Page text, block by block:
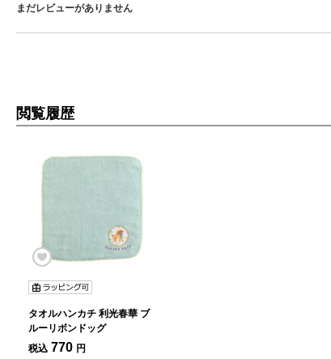
まだレビューがありません
閲覧履歴
タオルハンカチ 利光春華 ブ
ルーリボンドッグ
税込 770 円